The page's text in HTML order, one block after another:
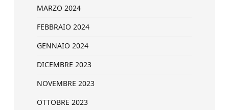
MARZO 2024
FEBBRAIO 2024
GENNAIO 2024
DICEMBRE 2023
NOVEMBRE 2023
OTTOBRE 2023